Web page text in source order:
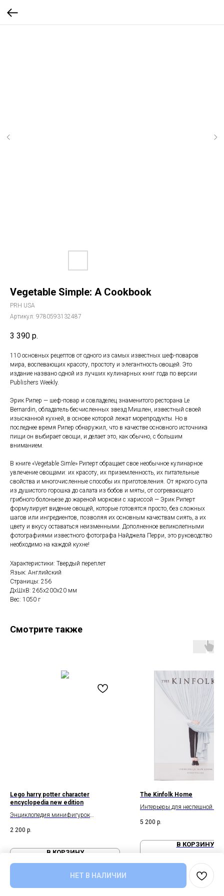
Vegetable Simple: A Cookbook
PRH USA
Артикул: 9780593132487
3 390 р.
НЕТ В НАЛИЧИИ
110 основных рецептов от одного из самых известных шеф-поваров
мира, воспевающих красоту, простоту и элегантность овощей. Это
издание названо одной из лучших кулинарных книг года по версии
Publishers Weekly.
Эрик Рипер — шеф-повар и совладелец знаменитого ресторана Le
Bernardin, обладатель бесчисленных звезд Мишлен, известный своей
изысканной кухней, в основе которой лежат морепродукты. Но в
последнее время Рипер обнаружил, что в качестве основного источника
пищи он выбирает овощи, и делает это, как обычно, с большим
вниманием.
В книге «Vegetable Simle» Риперт обращает свое необычное кулинарное
увлечение овощами: их красоту, их приземленность, их питательные
свойства и многочисленные способы их приготовления. От яркого супа
из душистого горошка до салата из бобов и мяты, от согревающего
грибного болоньезе до жареной моркови с хариссой — Эрик Риперт
формулирует видение овощей, которые готовятся просто, без сложных
шагов или ингредиентов, позволяя их основным качествам сиять, а их
цвету и вкусу оставаться неизменными. Дополненное великолепными
фотографиями известного фотографа Найджела Перри, это руководство
необходимо на каждой кухне!
Характеристики: Твердый переплет
Язык: Английский
Страницы: 256
ДxШxВ: 265x200x20 мм
Вес: 1050 г
Смотрите также
Lego harry potter character
encyclopedia new edition
Энциклопедия минифигурок
2 200 р.
В КОРЗИНУ
The Kinfolk Home
Интерьеры для неспешной
5 200 р.
В КОРЗИНУ